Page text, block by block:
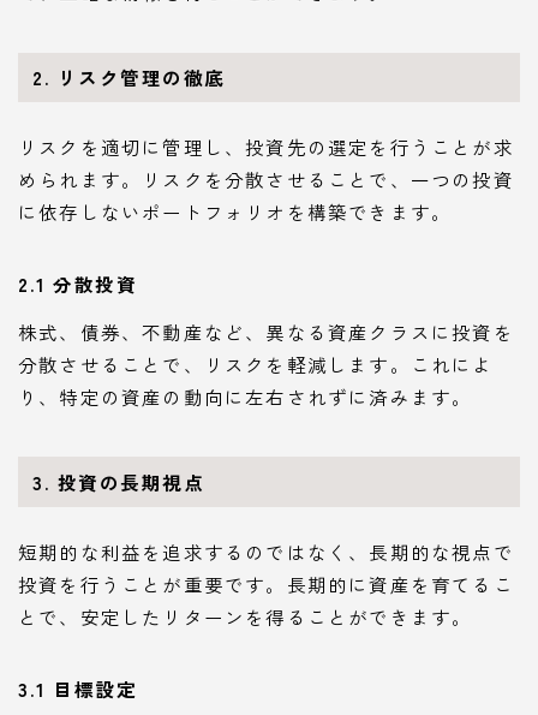
2. リスク管理の徹底
リスクを適切に管理し、投資先の選定を行うことが求
められます。リスクを分散させることで、一つの投資
に依存しないポートフォリオを構築できます。
2.1 分散投資
株式、債券、不動産など、異なる資産クラスに投資を
分散させることで、リスクを軽減します。これによ
り、特定の資産の動向に左右されずに済みます。
3. 投資の長期視点
短期的な利益を追求するのではなく、長期的な視点で
投資を行うことが重要です。長期的に資産を育てるこ
とで、安定したリターンを得ることができます。
3.1 目標設定